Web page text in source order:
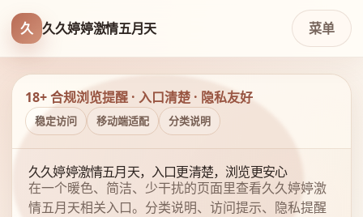
久 久久婷婷激情五月天 菜单
18+ 合规浏览提醒 · 入口清楚 · 隐私友好
稳定访问 移动端适配 分类说明
久久婷婷激情五月天，入口更清楚，浏览更安心
在一个暖色、简洁、少干扰的页面里查看久久婷婷激
情五月天相关入口。分类说明、访问提示、隐私提醒